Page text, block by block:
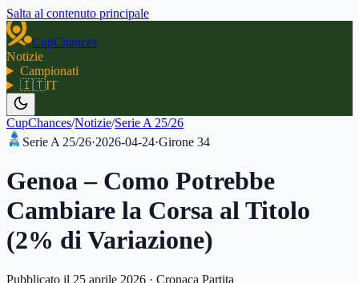
Salta al contenuto principale
CupChances
Notizie
Campionati
🇮🇹IT
CupChances/Notizie/Serie A 25/26
Serie A 25/26·2026-04-24·Girone 34
Genoa – Como Potrebbe
Cambiare la Corsa al Titolo
(2% di Variazione)
Pubblicato il 25 aprile 2026 · Cronaca Partita